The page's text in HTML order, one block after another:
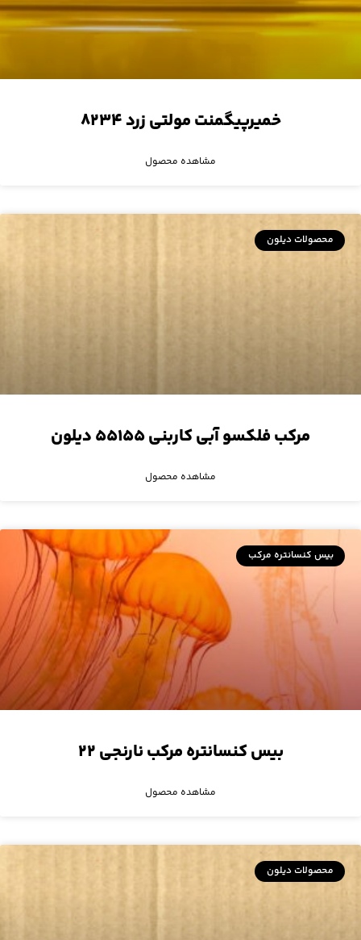
خمیرپیگمنت مولتی زرد ۸۲۳۴
مشاهده محصول
محصولات دیلون
مرکب فلکسو آبی کاربنی ۵۵۱۵۵ دیلون
مشاهده محصول
بیس کنسانتره مرکب
بیس کنسانتره مرکب نارنجی ۲۲
مشاهده محصول
محصولات دیلون